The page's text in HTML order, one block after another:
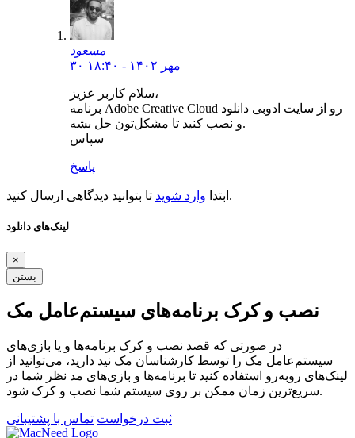
مسعود
۳۰ مهر ۱۴۰۲ - ۱۸:۴۰
سلام کاربر عزیز،
برنامه Adobe Creative Cloud رو از سایت ادوبی دانلود
و نصب کنید تا مشکل‌تون حل بشه.
سپاس
پاسخ
ابتدا وارد شوید تا بتوانید دیدگاهی ارسال کنید.
لینک‌های دانلود
×
بستن
نصب و کرک برنامه‌های سیستم‌عامل مک
در صورتی که قصد نصب و کرک برنامه‌ها و یا بازی‌های
سیستم‌عامل مک را توسط کارشناسان مک نید دارید، می‌توانید از
لینک‌های رو‌به‌رو استفاده کنید تا برنامه‌ها و بازی‌های مد نظر شما در
سریع‌ترین زمان ممکن بر روی سیستم شما نصب و کرک شود.
ثبت درخواست تماس با پشتیبانی